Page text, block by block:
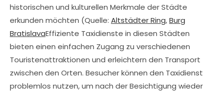
historischen und kulturellen Merkmale der Städte
erkunden möchten (Quelle: Altstädter Ring,Burg
BratislavaEffiziente Taxidienste in diesen Städten
bieten einen einfachen Zugang zu verschiedenen
Touristenattraktionen und erleichtern den Transport
zwischen den Orten. Besucher können den Taxidienst
problemlos nutzen, um nach der Besichtigung wieder